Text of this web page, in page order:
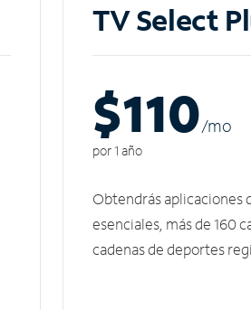
TV Select
$110/mo
por 1 año
Obtendrás aplicaciones
esenciales, más de 160
cadenas de deportes